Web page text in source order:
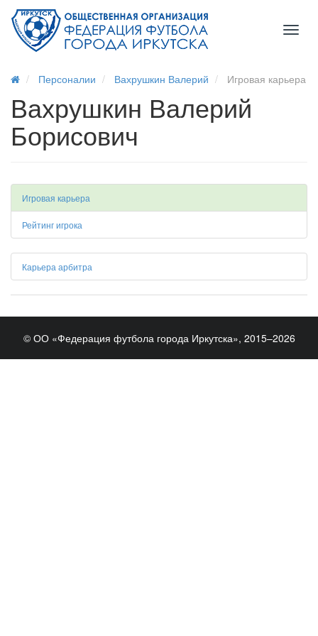
Персоналии Вахрушкин Валерий Игровая карьера
Вахрушкин Валерий
Борисович
Игровая карьера
Рейтинг игрока
Карьера арбитра
© ОО «Федерация футбола города Иркутска», 2015–2026